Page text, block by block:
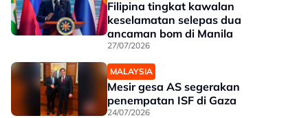
Filipina tingkat kawalan
keselamatan selepas dua
ancaman bom di Manila
27/07/2026
MALAYSIA
Mesir gesa AS segerakan
penempatan ISF di Gaza
24/07/2026